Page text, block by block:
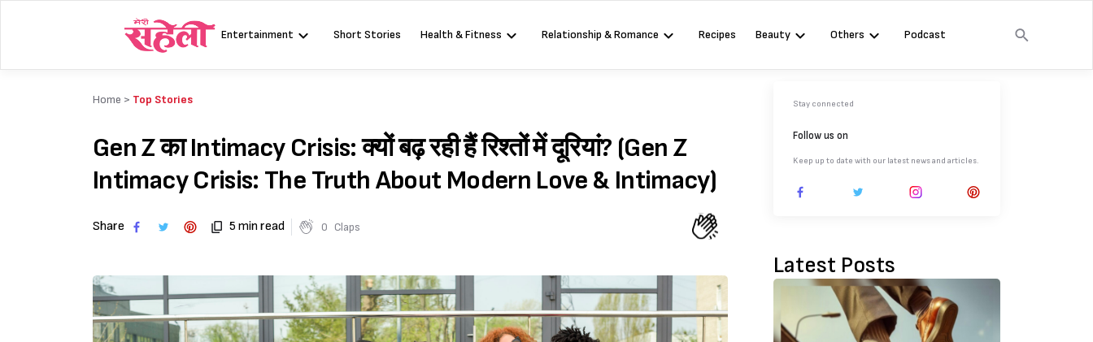
Entertainment Short Stories Health & Fitness Relationship & Romance Recipes Beauty Others Podcast
Home > Top Stories
Gen Z का Intimacy Crisis: क्यों बढ़ रही हैं रिश्तों में दूरियां? (Gen Z
Intimacy Crisis: The Truth About Modern Love & Intimacy)
Share 5 min read 0 Claps
Stay connected
Follow us on
Keep up to date with our latest news and articles.
Latest Posts